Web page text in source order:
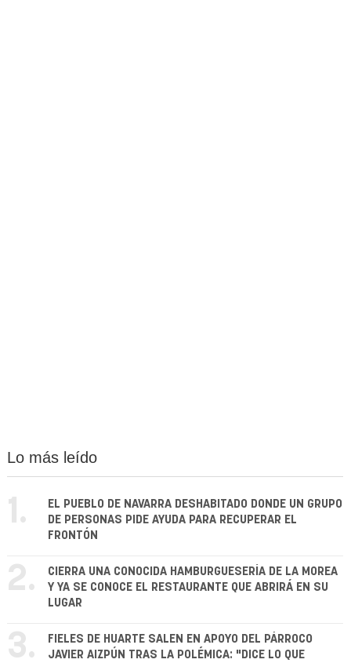
Lo más leído
1.
EL PUEBLO DE NAVARRA DESHABITADO DONDE UN GRUPO
DE PERSONAS PIDE AYUDA PARA RECUPERAR EL
FRONTÓN
2.
CIERRA UNA CONOCIDA HAMBURGUESERÍA DE LA MOREA
Y YA SE CONOCE EL RESTAURANTE QUE ABRIRÁ EN SU
LUGAR
3.
FIELES DE HUARTE SALEN EN APOYO DEL PÁRROCO
JAVIER AIZPÚN TRAS LA POLÉMICA: "DICE LO QUE